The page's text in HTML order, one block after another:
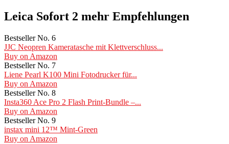
Leica Sofort 2 mehr Empfehlungen
Bestseller No. 6
JJC Neopren Kameratasche mit Klettverschluss...
Buy on Amazon
Bestseller No. 7
Liene Pearl K100 Mini Fotodrucker für...
Buy on Amazon
Bestseller No. 8
Insta360 Ace Pro 2 Flash Print-Bundle –...
Buy on Amazon
Bestseller No. 9
instax mini 12™ Mint-Green
Buy on Amazon